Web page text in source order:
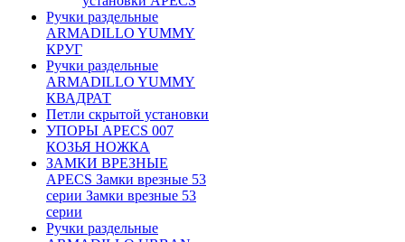
Ручки раздельные
ARMADILLO YUMMY
КРУГ
Ручки раздельные
ARMADILLO YUMMY
КВАДРАТ
Петли скрытой установки
УПОРЫ APECS 007
КОЗЬЯ НОЖКА
ЗАМКИ ВРЕЗНЫЕ
APECS Замки врезные 53
серии Замки врезные 53
серии
Ручки раздельные